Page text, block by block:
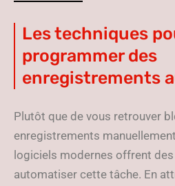
Les techniques
programmer des
enregistrements
Plutôt que de vous retrouver
enregistrements
logiciels modernes offrent
automatiser cette tâche. En